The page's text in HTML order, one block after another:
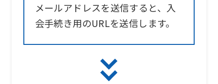
メールアドレスを送信すると、入
会手続き用のURLを送信します。